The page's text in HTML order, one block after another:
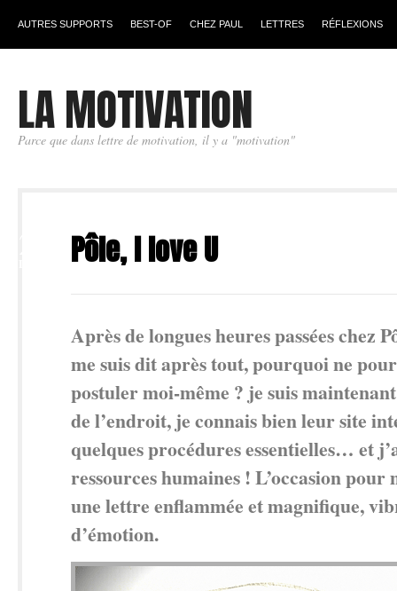
AUTRES SUPPORTS BEST-OF CHEZ PAUL LETTRES RÉFLEXIONS
LA MOTIVATION
Parce que dans lettre de motivation, il y a "motivation"
Pôle, I love U
Après de longues heures passées chez
me suis dit après tout, pourquoi ne
postuler moi-même ? je suis
de l’endroit, je connais bien leur site
quelques procédures essentielles… et
ressources humaines ! L’occasion pour
une lettre enflammée et magnifique,
d’émotion.